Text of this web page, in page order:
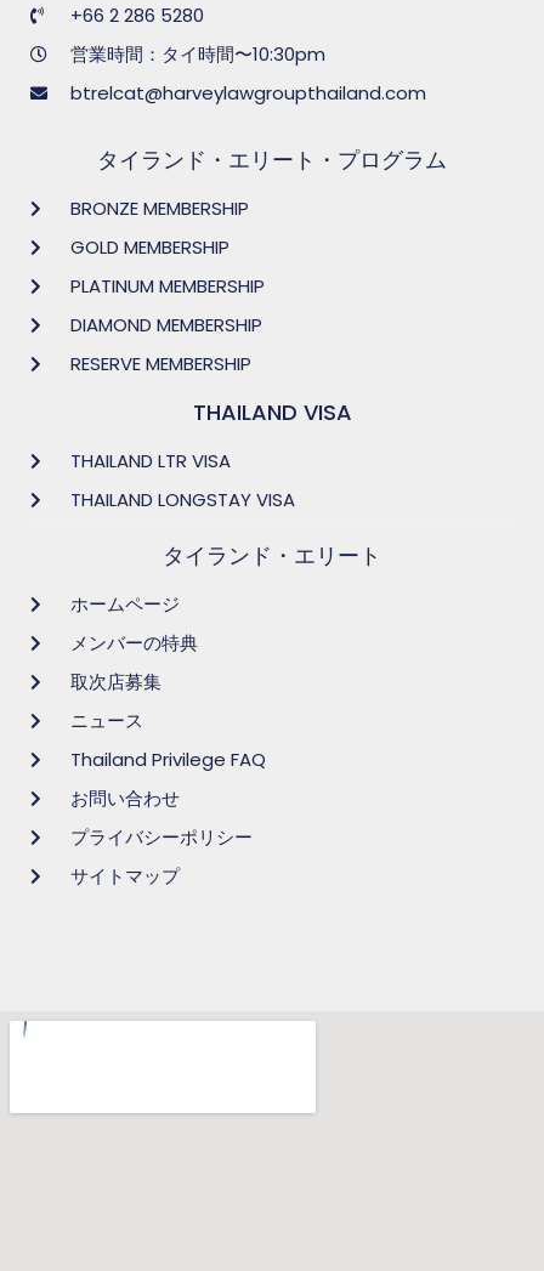
+66 2 286 5280
営業時間：タイ時間〜10:30pm
btrelcat@harveylawgroupthailand.com
タイランド・エリート・プログラム
BRONZE MEMBERSHIP
GOLD MEMBERSHIP
PLATINUM MEMBERSHIP
DIAMOND MEMBERSHIP
RESERVE MEMBERSHIP
THAILAND VISA
THAILAND LTR VISA
THAILAND LONGSTAY VISA
タイランド・エリート
ホームページ
メンバーの特典
取次店募集
ニュース
Thailand Privilege FAQ
お問い合わせ
プライバシーポリシー
サイトマップ